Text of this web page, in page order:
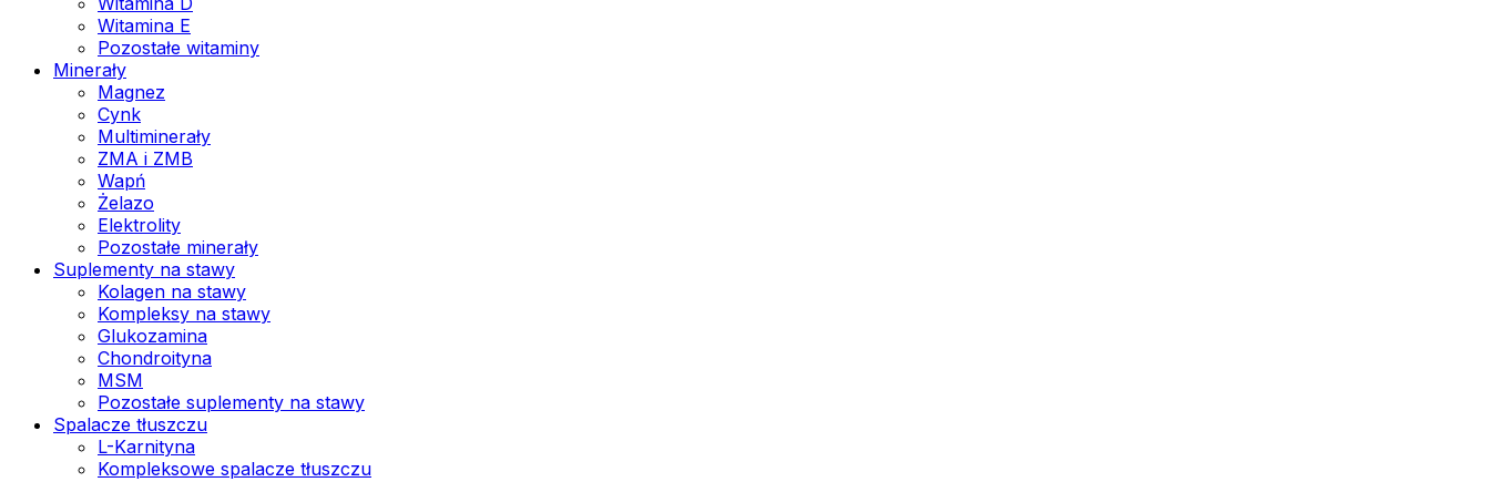
Witamina E
Pozostałe witaminy
Minerały
Magnez
Cynk
Multiminerały
ZMA i ZMB
Wapń
Żelazo
Elektrolity
Pozostałe minerały
Suplementy na stawy
Kolagen na stawy
Kompleksy na stawy
Glukozamina
Chondroityna
MSM
Pozostałe suplementy na stawy
Spalacze tłuszczu
L-Karnityna
Kompleksowe spalacze tłuszczu